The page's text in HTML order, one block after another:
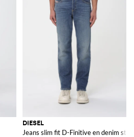
DIESEL
Jeans slim fit D-Finitive en denim